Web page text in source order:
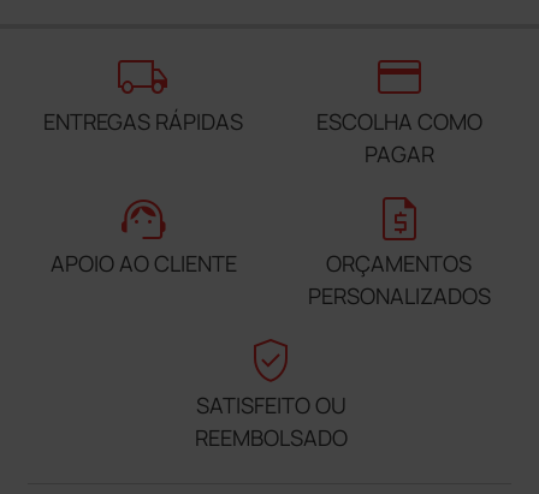
local_shipping
ENTREGAS RÁPIDAS
credit_card
ESCOLHA COMO
PAGAR
support_agent
APOIO AO CLIENTE
request_quote
ORÇAMENTOS
PERSONALIZADOS
verified_user
SATISFEITO OU
REEMBOLSADO